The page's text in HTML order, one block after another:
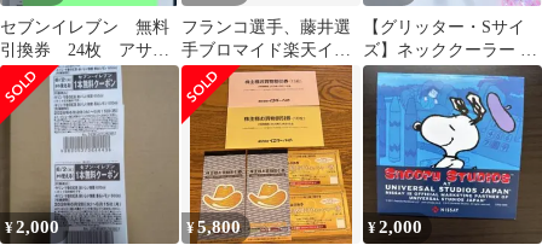
セブンイレブン 無料
引換券 24枚 アサヒ
十六茶 660ml
フランコ選手、藤井選
手ブロマイド楽天イー
グルス 2026シーズンド
リンク引換券付
【グリッター・Sサイ
ズ】ネッククーラー ク
ールリング PCM リン
グ アイスネックリング
クールネックリング 冷
却ネックリング 子供 キ
ッズ 大人 冷感リング
クールネック 2層 保冷
剤 暑さ対策 ひんやりグ
ッズ 送料無料
¥2,000 ¥5,800 ¥2,000